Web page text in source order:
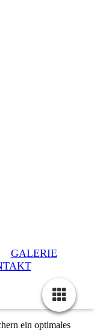
GALERIE
ein optimales